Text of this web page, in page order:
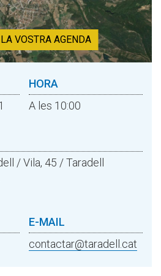
VOSTRA AGENDA
HORA
A les 10:00
/ Vila, 45 / Taradell
E-MAIL
contactar@taradell.cat